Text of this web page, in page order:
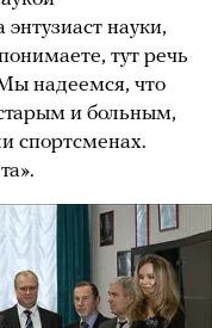
науки,
тут речь
надеемся, что
и больным,
спортсменах.